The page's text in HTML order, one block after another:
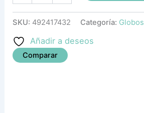
SKU: 492417432 Categoría: Globos
Añadir a deseos
Comparar